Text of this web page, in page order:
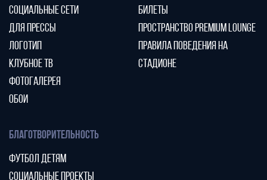
СОЦИАЛЬНЫЕ СЕТИ
ДЛЯ ПРЕССЫ
ЛОГОТИП
КЛУБНОЕ ТВ
ФОТОГАЛЕРЕЯ
ОБОИ
БИЛЕТЫ
ПРОСТРАНСТВО PREMIUM LOUNGE
ПРАВИЛА ПОВЕДЕНИЯ НА
СТАДИОНЕ
БЛАГОТВОРИТЕЛЬНОСТЬ
ФУТБОЛ ДЕТЯМ
СОЦИАЛЬНЫЕ ПРОЕКТЫ